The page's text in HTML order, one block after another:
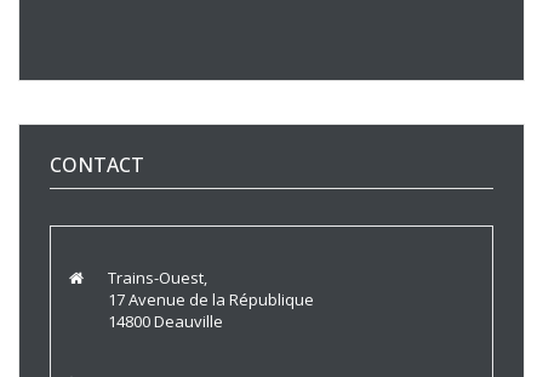
CONTACT
Trains-Ouest,
17 Avenue de la République
14800 Deauville